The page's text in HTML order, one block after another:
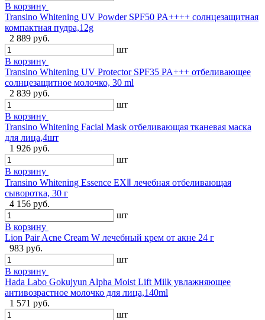
В корзину
Transino Whitening UV Powder SPF50 PA++++ солнцезащитная
компактная пудра,12g
2 889 руб.
шт
В корзину
Transino Whitening UV Protector SPF35 PA+++ отбеливающее
солнцезащитное молочко, 30 ml
2 839 руб.
шт
В корзину
Transino Whitening Facial Mask отбеливающая тканевая маска
для лица,4шт
1 926 руб.
шт
В корзину
Transino Whitening Essence EXⅡ лечебная отбеливающая
сыворотка, 30 г
4 156 руб.
шт
В корзину
Lion Pair Acne Cream W лечебный крем от акне 24 г
983 руб.
шт
В корзину
Hada Labo Gokujyun Alpha Moist Lift Milk увлажняющее
антивозрастное молочко для лица,140ml
1 571 руб.
шт